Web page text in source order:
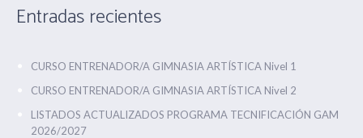
Entradas recientes
CURSO ENTRENADOR/A GIMNASIA ARTÍSTICA Nivel 1
CURSO ENTRENADOR/A GIMNASIA ARTÍSTICA Nivel 2
LISTADOS ACTUALIZADOS PROGRAMA TECNIFICACIÓN GAM
2026/2027